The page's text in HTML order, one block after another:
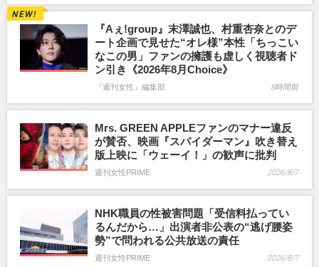
『Aぇ!group』末澤誠也、村重杏奈とのデ
ート企画で見せた“オレ様”本性「ちっこい
なこの男」ファンの擁護も虚しく視聴者ド
ン引き《2026年8月Choice》
『週刊女性』編集部 8時間前
Mrs. GREEN APPLEファンのマナー違反
が賛否、映画『スパイダーマン』吹き替え
版上映に「ウェーイ！」の歓声に批判
週刊女性PRIME 2026/8/7
NHK職員の性被害問題「受信料払ってい
るんだから…」出演者非公表の“逃げ腰姿
勢”で問われる公共放送の責任
週刊女性PRIME 2026/8/7